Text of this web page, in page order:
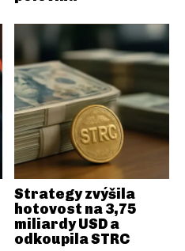
Strategy zvýšila
hotovost na 3,75
miliardy USD a
odkoupila STRC